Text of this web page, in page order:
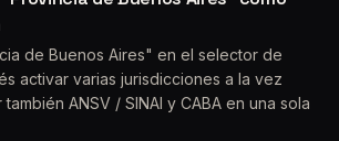
de Buenos Aires" en el selector de
activar varias jurisdicciones a la vez
ANSV / SINAI y CABA en una sola